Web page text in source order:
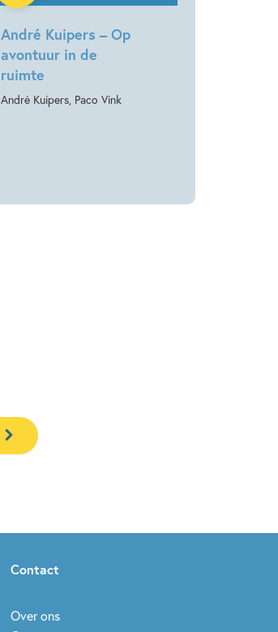
André Kuipers – Op
avontuur in de
ruimte
André Kuipers, Paco Vink
Contact
Over ons